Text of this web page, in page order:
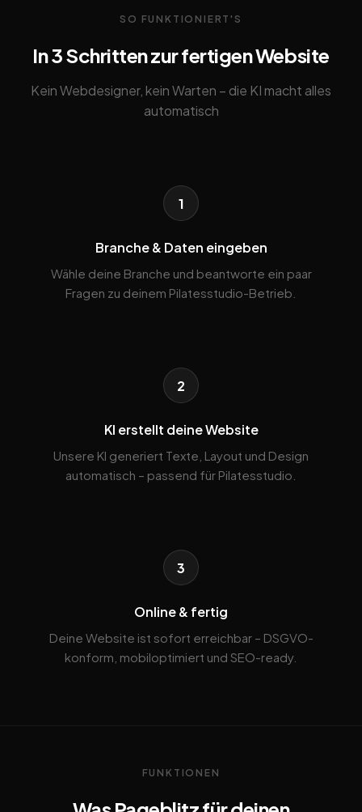
SO FUNKTIONIERT'S
In 3 Schritten zur fertigen Website
Kein Webdesigner, kein Warten – die KI macht alles
automatisch
1
Branche & Daten eingeben
Wähle deine Branche und beantworte ein paar
Fragen zu deinem Pilatesstudio-Betrieb.
2
KI erstellt deine Website
Unsere KI generiert Texte, Layout und Design
automatisch – passend für Pilatesstudio.
3
Online & fertig
Deine Website ist sofort erreichbar – DSGVO-
konform, mobiloptimiert und SEO-ready.
FUNKTIONEN